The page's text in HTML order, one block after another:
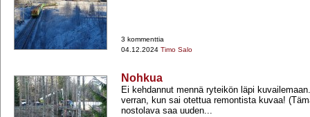
3 kommenttia
04.12.2024 Timo Salo
Nohkua
Ei kehdannut mennä ryteikön läpi
verran, kun sai otettua remontista kuvaa!
nostolava saa uuden...